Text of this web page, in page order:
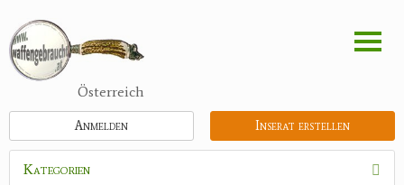
zum
Inhalt
Österreich
Inserat erstellen
Anmelden
Kategorien